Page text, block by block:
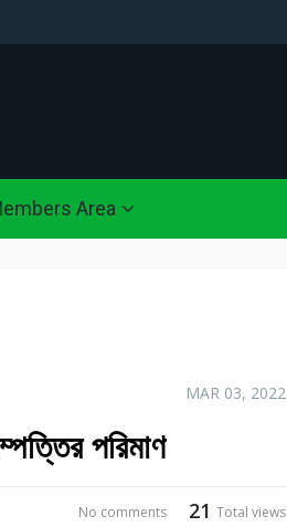
Area
MAR 03, 2022
পরিমাণ
21 Total views
No comments